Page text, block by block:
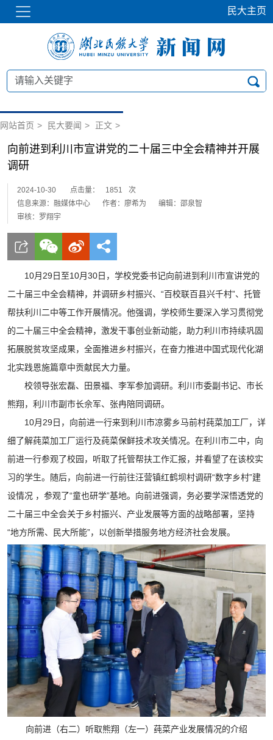
民大主页
网站首页 > 民大要闻 > 正文 >
向前进到利川市宣讲党的二十届三中全会精神并开展
调研
2024-10-30 点击量： 1851
次
信息来源：融媒体中心
作者：廖希为
编辑：邵泉智
审核：罗翔宇
10月29日至10月30日，学校党委书记向前进到利川市宣讲党的
二十届三中全会精神，并调研乡村振兴、“百校联百县兴千村”、托管
帮扶利川二中等工作开展情况。他强调，学校师生要深入学习贯彻党
的二十届三中全会精神，激发干事创业新动能，助力利川市持续巩固
拓展脱贫攻坚成果，全面推进乡村振兴，在奋力推进中国式现代化湖
北实践恩施篇章中贡献民大力量。
校领导张宏磊、田景福、李军参加调研。利川市委副书记、市长
熊翔，利川市副市长佘军、张冉陪同调研。
10月29日，向前进一行来到利川市凉雾乡马前村莼菜加工厂，详
细了解莼菜加工厂运行及莼菜保鲜技术攻关情况。在利川市二中，向
前进一行参观了校园，听取了托管帮扶工作汇报，并看望了在该校实
习的学生。随后，向前进一行前往汪营镇红鹤坝村调研“数字乡村”建
设情况 ，参观了“童也研学”基地。向前进强调，务必要学深悟透党的
二十届三中全会关于乡村振兴、产业发展等方面的战略部署，坚持
“地方所需、民大所能”，以创新举措服务地方经济社会发展。
向前进（右二）听取熊翔（左一）莼菜产业发展情况的介绍